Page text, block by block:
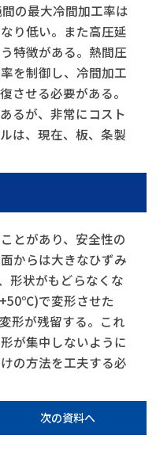
の最大冷間加工率は
り低い。また高圧延
特徴がある。熱間圧
を制御し、冷間加工
させる必要がある。
るが、非常にコスト
は、現在、板、条製
とがあり、安全性の
からは大きなひずみ
形状がもどらなくな
で変形させた
形が残留する。これ
が集中しないように
の方法を工夫する必
次の資料へ